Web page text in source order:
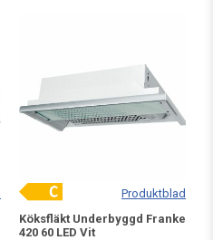
Produktblad
Köksfläkt Underbyggd Franke
420 60 LED Vit